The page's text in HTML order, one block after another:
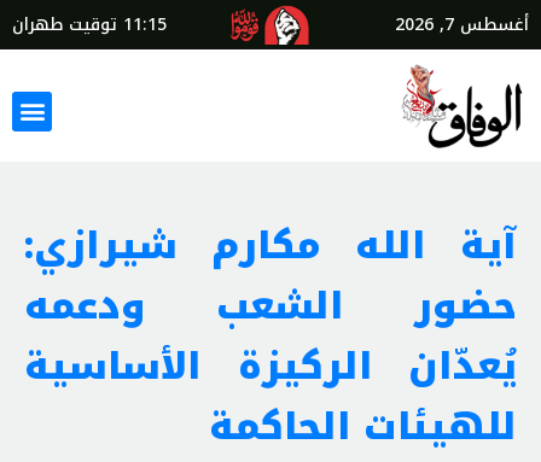
أغسطس 7, 2026 11:15 توقيت طهران
آية الله مكارم شيرازي:
حضور الشعب ودعمه
يُعدّان الركيزة الأساسية
للهيئات الحاكمة